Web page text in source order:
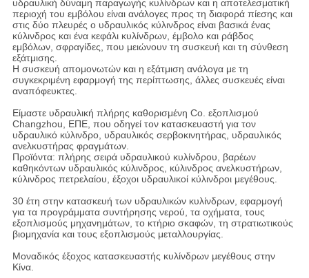
υδραυλική δύναμη παραγωγής κυλίνδρων και η αποτελεσματική
περιοχή του εμβόλου είναι ανάλογες προς τη διαφορά πίεσης και
στις δύο πλευρές ο υδραυλικός κύλινδρος είναι βασικά ένας
κύλινδρος και ένα κεφάλι κυλίνδρων, έμβολο και ράβδος
εμβόλων, σφραγίδες, που μειώνουν τη συσκευή και τη σύνθεση
εξάτμισης.
Η συσκευή απομονωτών και η εξάτμιση ανάλογα με τη
συγκεκριμένη εφαρμογή της περίπτωσης, άλλες συσκευές είναι
αναπόφευκτες.
Είμαστε υδραυλική πλήρης καθορισμένη Co. εξοπλισμού
Changzhou, ΕΠΕ, που οδηγεί τον κατασκευαστή για τον
υδραυλικό κύλινδρο, υδραυλικός σερβοκινητήρας, υδραυλικός
ανελκυστήρας φραγμάτων.
Προϊόντα: πλήρης σειρά υδραυλικού κυλίνδρου, βαρέων
καθηκόντων υδραυλικός κύλινδρος, κύλινδρος ανελκυστήρων,
κύλινδρος πετρελαίου, έξοχοι υδραυλικοί κύλινδροι μεγέθους.
30 έτη στην κατασκευή των υδραυλικών κυλίνδρων, εφαρμογή
για τα προγράμματα συντήρησης νερού, τα οχήματα, τους
εξοπλισμούς μηχανημάτων, το κτήριο σκαφών, τη στρατιωτικούς
βιομηχανία και τους εξοπλισμούς μεταλλουργίας.
Μοναδικός έξοχος κατασκευαστής κυλίνδρων μεγέθους στην
Κίνα.